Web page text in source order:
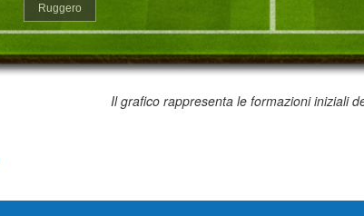
Ruggero
Il grafico rappresenta le formazioni iniziali